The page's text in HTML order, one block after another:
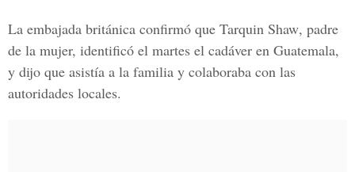
La embajada británica confirmó que Tarquin Shaw, padre
de la mujer, identificó el martes el cadáver en Guatemala,
y dijo que asistía a la familia y colaboraba con las
autoridades locales.